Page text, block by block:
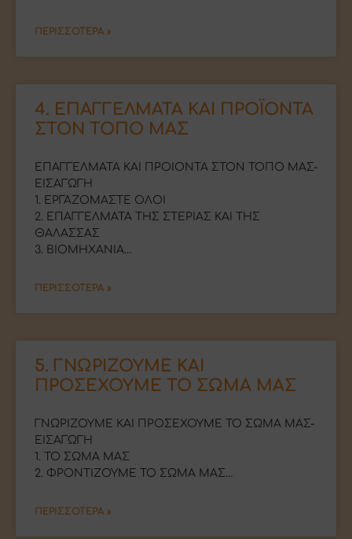
ΠΕΡΙΣΣΟΤΕΡΑ »
4. ΕΠΑΓΓΕΛΜΑΤΑ ΚΑΙ ΠΡΟΪΟΝΤΑ
ΣΤΟΝ ΤΟΠΟ ΜΑΣ
EΠΑΓΓΕΛΜΑΤΑ ΚΑΙ ΠΡΟΙΟΝΤΑ ΣΤΟΝ ΤΟΠΟ ΜΑΣ-
ΕΙΣΑΓΩΓΗ
1. EΡΓΑΖΟΜΑΣΤΕ ΟΛΟΙ
2. ΕΠΑΓΓΕΛΜΑΤΑ ΤΗΣ ΣΤΕΡΙΑΣ ΚΑΙ ΤΗΣ
ΘΑΛΑΣΣΑΣ
3. ΒΙΟΜΗΧΑΝΙΑ…
ΠΕΡΙΣΣΟΤΕΡΑ »
5. ΓΝΩΡΙΖΟΥΜΕ ΚΑΙ
ΠΡΟΣΕΧΟΥΜΕ ΤΟ ΣΩΜΑ ΜΑΣ
ΓΝΩΡΙΖΟΥΜΕ ΚΑΙ ΠΡΟΣΕΧΟΥΜΕ ΤΟ ΣΩΜΑ ΜΑΣ-
ΕΙΣΑΓΩΓΗ
1. TO ΣΩΜΑ ΜΑΣ
2. ΦΡΟΝΤΙΖΟΥΜΕ ΤΟ ΣΩΜΑ ΜΑΣ…
ΠΕΡΙΣΣΟΤΕΡΑ »